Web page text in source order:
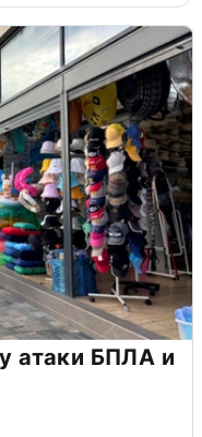
атаки БПЛА и